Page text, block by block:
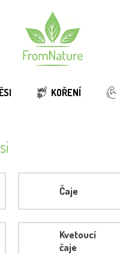
KOŘENÍ
Čaje
Kvetoucí
čaje